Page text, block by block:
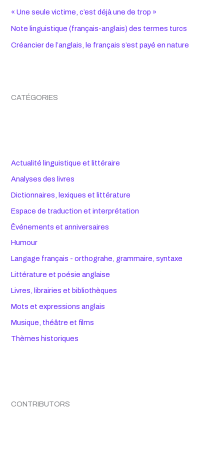
« Une seule victime, c’est déjà une de trop »
Note linguistique (français-anglais) des termes turcs
Créancier de l’anglais, le français s’est payé en nature
CATÉGORIES
Actualité linguistique et littéraire
Analyses des livres
Dictionnaires, lexiques et littérature
Espace de traduction et interprétation
Êvénements et anniversaires
Humour
Langage français - orthograhe, grammaire, syntaxe
Littérature et poésie anglaise
Livres, librairies et bibliothèques
Mots et expressions anglais
Musique, théâtre et films
Thèmes historiques
CONTRIBUTORS